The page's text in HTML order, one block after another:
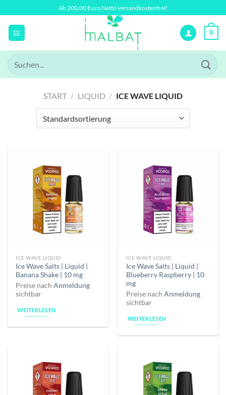
Inhalt
springen
Ab 200,00 Euro Netto versandkostenfrei!
0
Suchen
nach:
START / LIQUID / ICE WAVE LIQUID
ICE WAVE LIQUID
Ice Wave Salts | Liquid |
Banana Shake | 10 mg
Preise nachAnmeldung
sichtbar
WEITERLESEN
ICE WAVE LIQUID
Ice Wave Salts | Liquid |
Blueberry Raspberry | 10
mg
Preise nachAnmeldung
sichtbar
WEITERLESEN